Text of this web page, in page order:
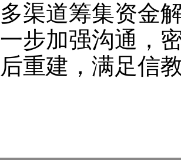
多渠道筹集资金
一步加强沟通，
后重建，满足信